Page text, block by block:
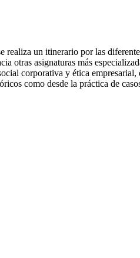
un itinerario por las
otras asignaturas más
corporativa y ética
como desde la práctica de